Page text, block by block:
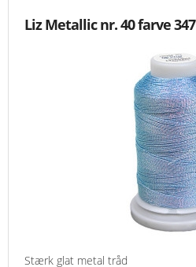
Liz Metallic nr. 40 farve 347
Stærk glat metal tråd